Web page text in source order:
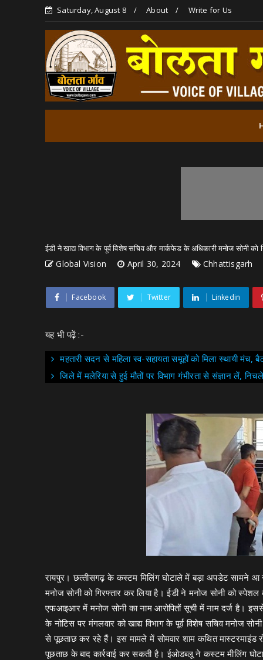
Saturday, August 8 About Write for Us
ईडी ने खाद्य विभाग के पूर्व विशेष सचिव और मार्कफेड के अधिकारी मनोज सोनी को
Global Vision April 30, 2024 Chhattisgarh
Facebook Twitter Linkedin
यह भी पढ़ें :-
महतारी सदन से महिला स्व-सहायता समूहों को मिला स्थायी मंच,
जिले में मलेरिया से हुई मौतों पर विभाग गंभीरता से संज्ञान लें,
रायपुर। छत्‍तीसगढ़ के कस्टम मिलिंग घोटाले में बड़ा अपडेट सामने आ
मनोज सोनी को गिरफ्तार कर लिया है। ईडी ने मनोज सोनी को
एफआइआर में मनोज सोनी का नाम आरोपितों सूची में नाम दर्ज है।
के नोटिस पर मंगलवार को खाद्य विभाग के पूर्व विशेष सचिव मनोज
से पूछताछ कर रहे हैं। इस मामले में सोमवार शाम कथित मास्टरमाइंड
पूछताछ के बाद कार्रवाई कर सकती है। ईओडब्लू ने कस्टम मीलिंग